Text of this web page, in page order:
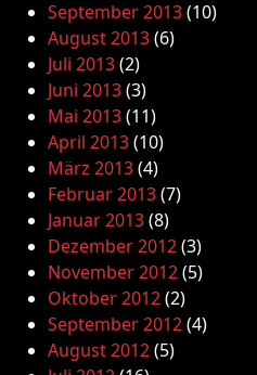
September 2013(10)
August 2013(6)
Juli 2013(2)
Juni 2013(3)
Mai 2013(11)
April 2013(10)
März 2013(4)
Februar 2013(7)
Januar 2013(8)
Dezember 2012(3)
November 2012(5)
Oktober 2012(2)
September 2012(4)
August 2012(5)